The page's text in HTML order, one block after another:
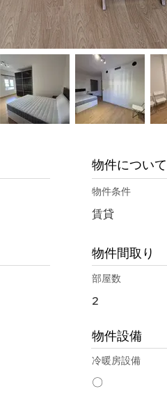
物件について
物件条件
賃貸
物件間取り
部屋数
2
物件設備
冷暖房設備
〇